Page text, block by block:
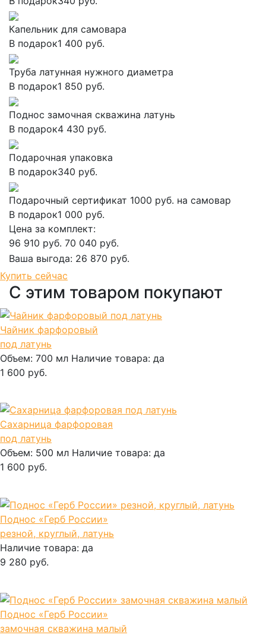
Капельник для самовара
В подарок1 400 руб.
Труба латунная нужного диаметра
В подарок1 850 руб.
Поднос замочная скважина латунь
В подарок4 430 руб.
Подарочная упаковка
В подарок340 руб.
Подарочный сертификат 1000 руб. на самовар
В подарок1 000 руб.
Цена за комплект:
96 910 руб. 70 040 руб.
Ваша выгода: 26 870 руб.
Купить сейчас
С этим товаром покупают
Чайник фарфоровый
под латунь
Объем: 700 мл Наличие товара: да
1 600 руб.
Сахарница фарфоровая
под латунь
Объем: 500 мл Наличие товара: да
1 600 руб.
Поднос «Герб России»
резной, круглый, латунь
Наличие товара: да
9 280 руб.
Поднос «Герб России»
замочная скважина малый